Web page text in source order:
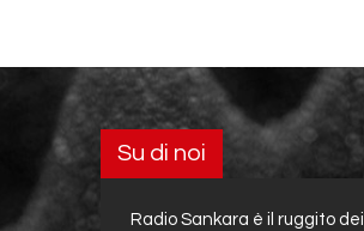
Su di noi
Radio Sankara è il ruggito dei